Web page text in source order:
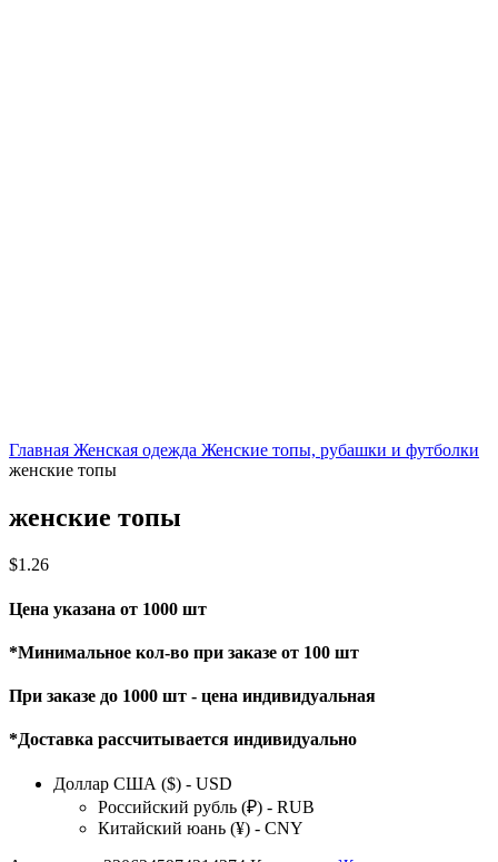
Главная Женская одежда Женские топы, рубашки и футболки
женские топы
женские топы
$1.26
Цена указана от 1000 шт
*Минимальное кол-во при заказе от 100 шт
При заказе до 1000 шт - цена индивидуальная
*Доставка рассчитывается индивидуально
Доллар США ($) - USD
Российский рубль (₽) - RUB
Китайский юань (¥) - CNY